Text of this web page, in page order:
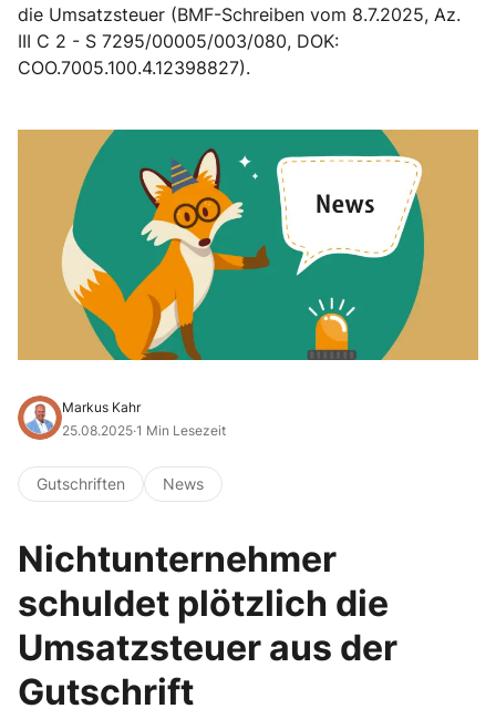
die Umsatzsteuer (BMF-Schreiben vom 8.7.2025, Az.
III C 2 - S 7295/00005/003/080, DOK:
COO.7005.100.4.12398827).
Markus Kahr
25.08.2025·1 Min Lesezeit
Gutschriften News
Nichtunternehmer
schuldet plötzlich die
Umsatzsteuer aus der
Gutschrift